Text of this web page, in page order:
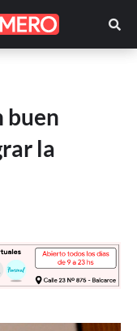
buen
la